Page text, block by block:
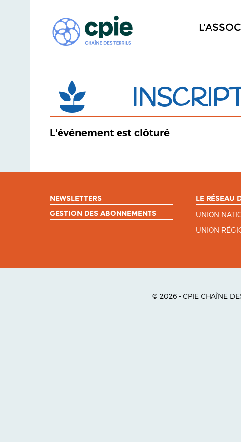
L'événement est clôturé
NEWSLETTERS
GESTION DES ABONNEMENTS
LE RÉSEAU
UNION
UNION
© 2026 - CPIE CHAÎNE